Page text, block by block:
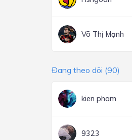
Võ Thị Mạnh
Đang theo dõi (90)
kien pham
9323